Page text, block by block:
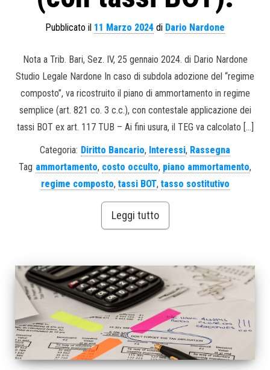
Pubblicato il 11 Marzo 2024 di Dario Nardone
Nota a Trib. Bari, Sez. IV, 25 gennaio 2024. di Dario Nardone
Studio Legale Nardone In caso di subdola adozione del “regime
composto”, va ricostruito il piano di ammortamento in regime
semplice (art. 821 co. 3 c.c.), con contestale applicazione dei
tassi BOT ex art. 117 TUB – Ai fini usura, il TEG va calcolato […]
Categoria: Diritto Bancario, Interessi, Rassegna
Tag ammortamento, costo occulto, piano ammortamento,
regime composto, tassi BOT, tasso sostitutivo
Leggi tutto